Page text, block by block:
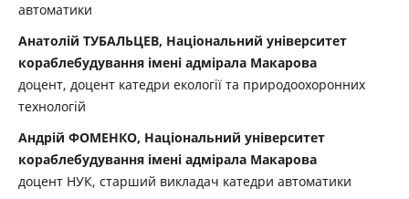
автоматики
Анатолій ТУБАЛЬЦЕВ, Національний університет
кораблебудування імені адмірала Макарова
доцент, доцент катедри екології та природоохоронних
технологій
Андрій ФОМЕНКО, Національний університет
кораблебудування імені адмірала Макарова
доцент НУК, старший викладач катедри автоматики